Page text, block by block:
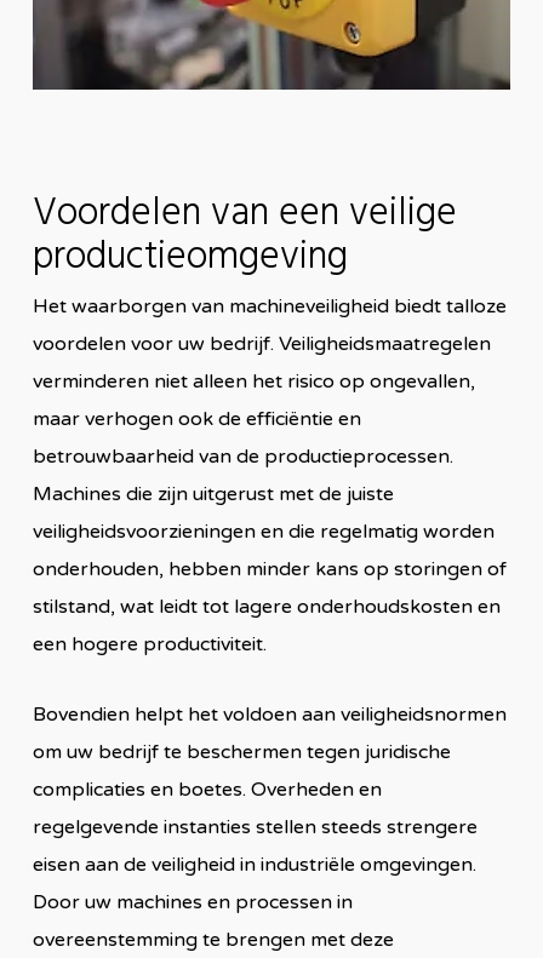
Voordelen van een veilige
productieomgeving
Het waarborgen van machineveiligheid biedt talloze
voordelen voor uw bedrijf. Veiligheidsmaatregelen
verminderen niet alleen het risico op ongevallen,
maar verhogen ook de efficiëntie en
betrouwbaarheid van de productieprocessen.
Machines die zijn uitgerust met de juiste
veiligheidsvoorzieningen en die regelmatig worden
onderhouden, hebben minder kans op storingen of
stilstand, wat leidt tot lagere onderhoudskosten en
een hogere productiviteit.
Bovendien helpt het voldoen aan veiligheidsnormen
om uw bedrijf te beschermen tegen juridische
complicaties en boetes. Overheden en
regelgevende instanties stellen steeds strengere
eisen aan de veiligheid in industriële omgevingen.
Door uw machines en processen in
overeenstemming te brengen met deze